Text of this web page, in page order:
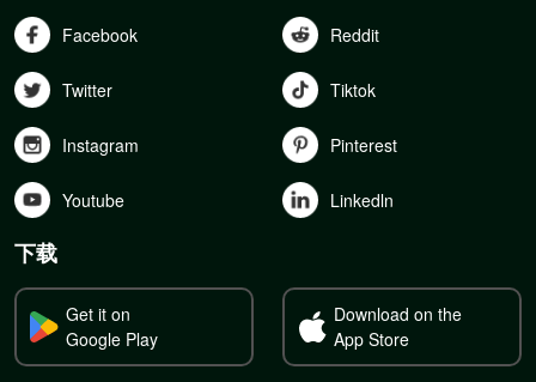
Facebook Reddit
Twitter Tiktok
Instagram Pinterest
Youtube Linkedln
下载
Get it on
Google Play
Download on the
App Store